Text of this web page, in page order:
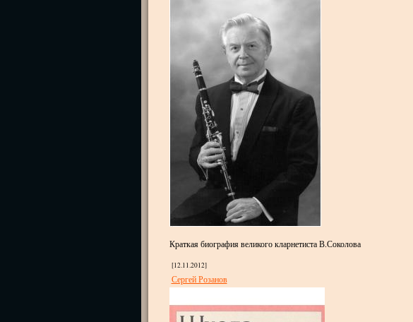
Краткая биография великого кларнетиста В.Соколова
[12.11.2012]
Сергей Розанов